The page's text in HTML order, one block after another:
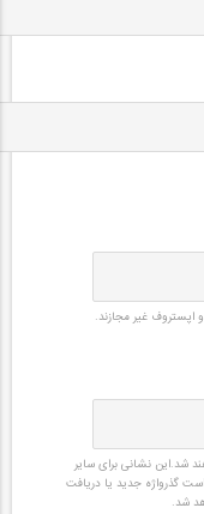
اپستروف غیر مجازند.
شد.این نشانی برای سایر
گذرواژه جدید یا دریافت
شد.